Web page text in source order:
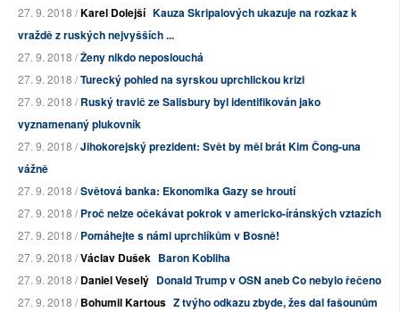
27. 9. 2018 /Karel Dolejší Kauza Skripalových ukazuje na rozkaz k
vraždě z ruských nejvyšších ...
27. 9. 2018 /Ženy nikdo neposlouchá
27. 9. 2018 /Turecký pohled na syrskou uprchlickou krizi
27. 9. 2018 /Ruský travič ze Salisbury byl identifikován jako
vyznamenaný plukovník
27. 9. 2018 /Jihokorejský prezident: Svět by měl brát Kim Čong-una
vážně
27. 9. 2018 /Světová banka: Ekonomika Gazy se hroutí
27. 9. 2018 /Proč nelze očekávat pokrok v americko-íránských vztazích
27. 9. 2018 /Pomáhejte s námi uprchlíkům v Bosně!
27. 9. 2018 /Václav Dušek Baron Kobliha
27. 9. 2018 /Daniel Veselý Donald Trump v OSN aneb Co nebylo řečeno
27. 9. 2018 /Bohumil Kartous Z tvýho odkazu zbyde, žes dal fašounům